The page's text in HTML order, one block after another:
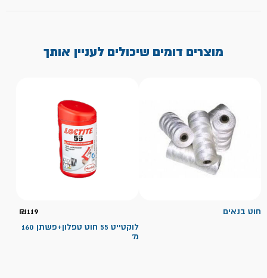
מוצרים דומים שיכולים לעניין אותך
חוט בנאים ₪119
לוקטייט 55 חוט טפלון+פשתן 160
מ'